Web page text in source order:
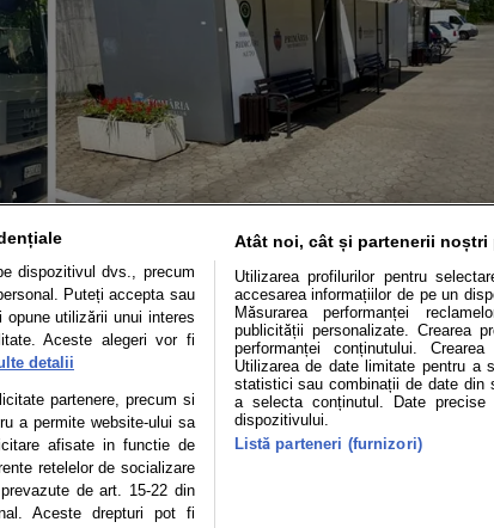
Mașini electrice Utile Video
Politica de cookies
se poate face în limita a 250 de semne. Nicio instituţie
poate reproduce integral scrierile publicistice purtătoare de
dispozitivul dvs., precum
Puteți accepta sau
utilizării unui interes
Aceste alegeri vor fi
detalii
partenere, precum si
a permite website-ului sa
afisate in functie de
retelelor de socializare
de art. 15-22 din
Aceste drepturi pot fi
Atât noi, cât și partenerii noștri
Utilizarea profilurilor pentru
accesarea informațiilor de pe un
Măsurarea performanței
publicității personalizate. Crearea
performanței conținutului.
Utilizarea de date limitate pentru a
statistici sau combinații de date din
a selecta conținutul. Date
dispozitivului.
Listă parteneri (furnizori)